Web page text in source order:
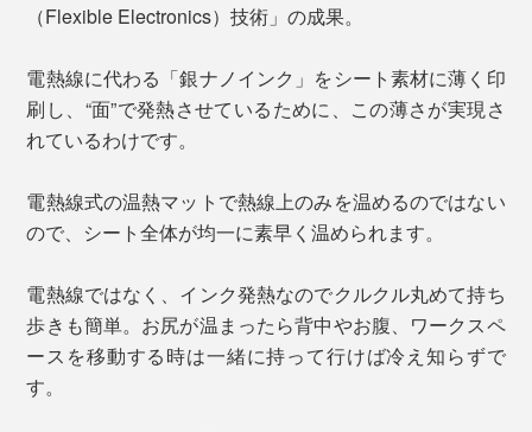
（Flexible Electronics）技術」の成果。
電熱線に代わる「銀ナノインク」をシート素材に薄く印
刷し、“面”で発熱させているために、この薄さが実現さ
れているわけです。
電熱線式の温熱マットで熱線上のみを温めるのではない
ので、シート全体が均一に素早く温められます。
電熱線ではなく、インク発熱なのでクルクル丸めて持ち
歩きも簡単。お尻が温まったら背中やお腹、ワークスペ
ースを移動する時は一緒に持って行けば冷え知らずで
す。